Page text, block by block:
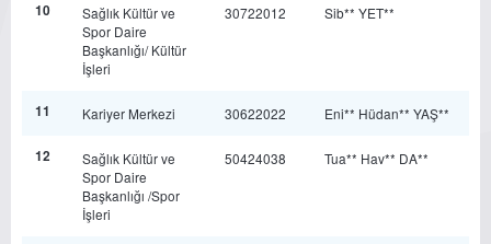
10
Sağlık Kültür ve
Spor Daire
Başkanlığı/ Kültür
İşleri
30722012 Sib** YET**
11 Kariyer Merkezi 30622022 Eni** Hüdan** YAŞ**
12
Sağlık Kültür ve
Spor Daire
Başkanlığı /Spor
İşleri
50424038 Tua** Hav** DA**